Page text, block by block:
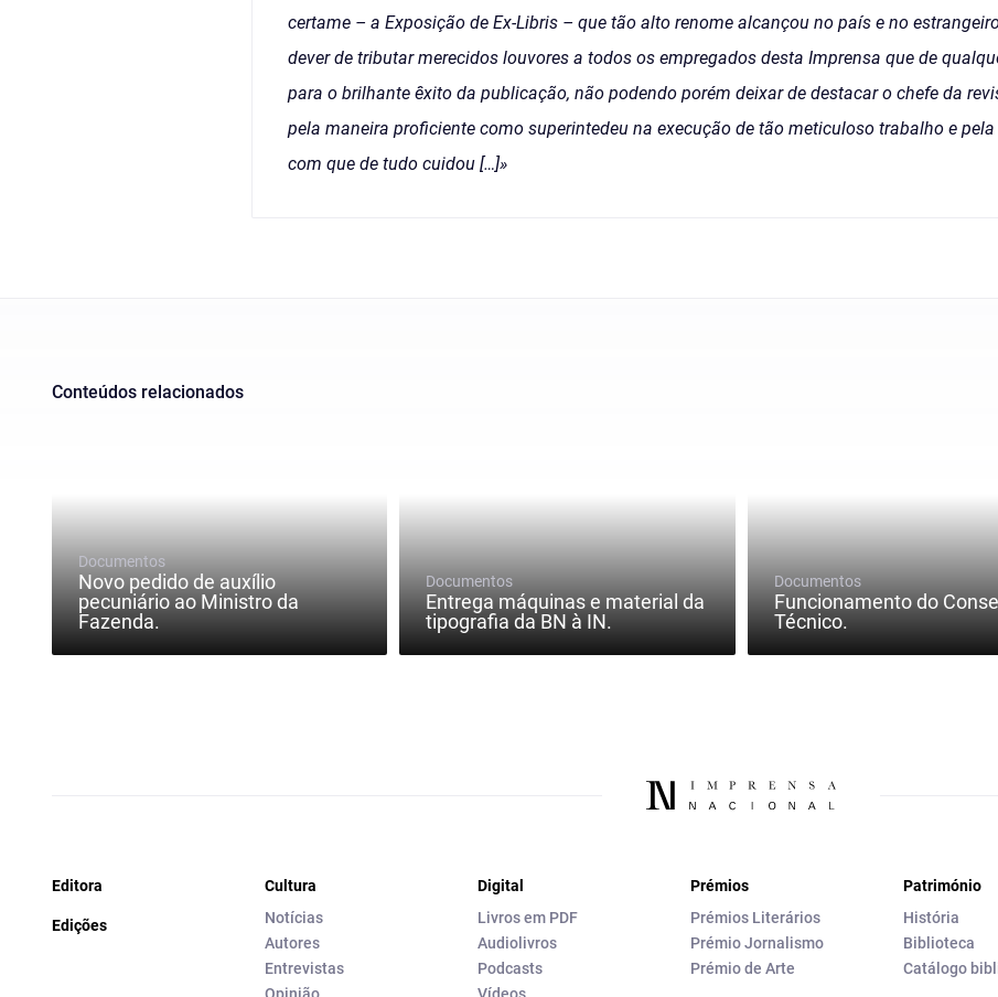
certame – a Exposição de Ex-Libris – que tão alto renome alcançou no país e no
dever de tributar merecidos louvores a todos os empregados desta Imprensa que de
para o brilhante êxito da publicação, não podendo porém deixar de destacar o chefe da
pela maneira proficiente como superintedeu na execução de tão meticuloso trabalho e
com que de tudo cuidou […]»
Conteúdos relacionados
Documentos
Novo pedido de auxílio
pecuniário ao Ministro da
Fazenda.
Documentos
Entrega máquinas e material da
tipografia da BN à IN.
Documentos
Funcionamento do
Técnico.
Editora
Edições
Cultura
Notícias
Autores
Entrevistas
Digital
Livros em PDF
Audiolivros
Podcasts
Prémios
Prémios Literários
Prémio Jornalismo
Prémio de Arte
Património
História
Biblioteca
Catálogo